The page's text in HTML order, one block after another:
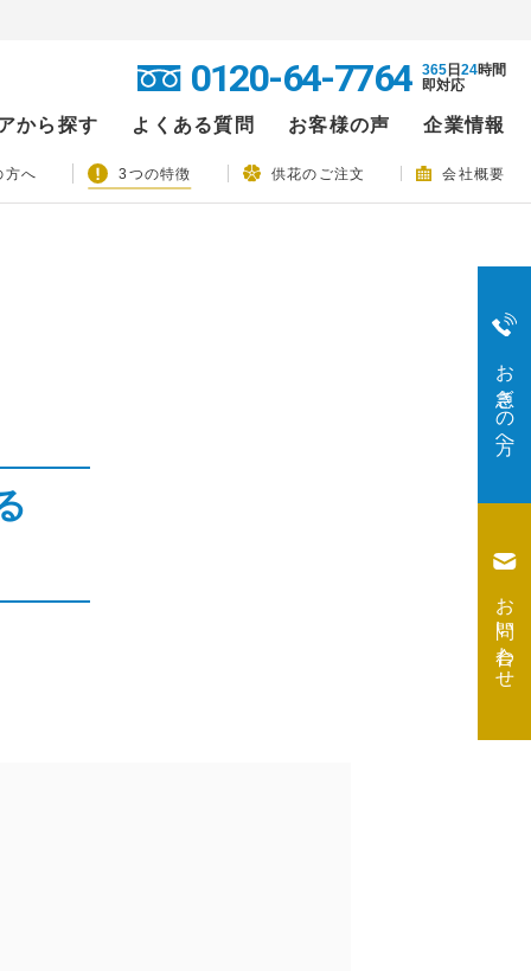
0120-64-7764 365日 24時間
即対応
から探す よくある質問 お客様の声 企業情報
方へ 3つの特徴 供花のご注文 会社概要
お急ぎの方へ
お問い合わせ